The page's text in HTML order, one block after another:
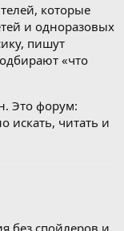
которые
и одноразовых
пишут
«что
Это форум:
искать, читать и